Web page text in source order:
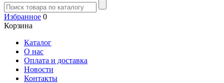
Избранное 0
Корзина
Каталог
О нас
Оплата и доставка
Новости
Контакты